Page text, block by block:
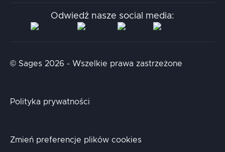
Aidapta
AI & NLP Day
Odwiedź nasze social media:
© Sages 2026 - Wszelkie prawa zastrzeżone
Polityka prywatności
Zmień preferencje plików cookies